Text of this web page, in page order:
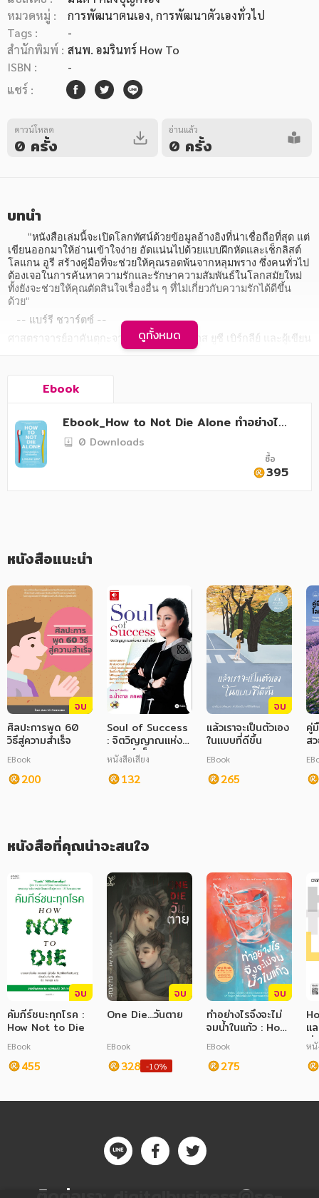
หมวดหมู่หนังสือ
หมวดหมู่ยอดนิยม
หนังสือออกใหม่ หนังสือยอดนิยม หนังสือเช่า
อีบุ๊กอ่านฟรี
หมวดหมู่หนังสือ
อาหาร สุขภาพ การแพทย์
ศิลปะ บันเทิง กีฬา ท่องเที่ยว
สังคม วัฒนธรรม การปกครอง ศาสนาและปรัชญา
ศาสนา และปรัชญา
การเงิน การลงทุน บริหาร
ครอบครัว
วรรณกรรม
เทคโนโลยี การสื่อสาร วิทยาศาสตร์
ภาษาศาสตร์
หนังสือเด็ก
การพัฒนาตนเอง
ความรู้ทั่วไป
การ์ตูนความรู้ การ์ตูน
การ์ตูนมังงะ (Manga)
หมวดหมู่ :
การพัฒนาตนเอง, การพัฒนาตัวเองทั่วไป
Tags :
-
สำนักพิมพ์ : สนพ. อมรินทร์ How To
ISBN :
-
แชร์ :
ดาวน์โหลด
0 ครั้ง
อ่านแล้ว
0 ครั้ง
บทนำ
เขียนออกมาให้อ่านเข้าใจง่าย อัดแน่นไปด้วยแบบฝึกหัดและเช็กลิสต์
โลแกน อูรี สร้างคู่มือที่จะช่วยให้คุณรอดพ้นจากหลุมพราง ซึ่งคนทั่วไป
ต้องเจอในการค้นหาความรักและรักษาความสัมพันธ์ในโลกสมัยใหม่
ทั้งยังจะช่วยให้คุณตัดสินใจเรื่องอื่น ๆ ที่ไม่เกี่ยวกับความรักได้ดีขึ้น
ด้วย"
   -- แบร์รี ชวาร์ตซ์ --
ศาสตราจารย์อาคันตุกะจากวิทยาลัยธุรกิจฮาส ยูซี เบิร์กลีย์ และผู้เขียน
เรื่องต่าง ๆ มากมายตลอดทาง ตั้งแต่คุณอยากเริ่มเดตตอนไหน คุณ
อยากเดตกับใคร จะจบความสัมพันธ์กับคนที่ไม่ใช่อย่างไร ควรลงหลัก
ปักฐานกับคนที่ใช่เมื่อใด และทุกเรื่องที่อยู่ระหว่างนั้น
คุณเข้าใจและเอาชนะพลังมืดที่คอยขัดขวางไม่ให้คุณพบความรักที่
ยั่งยืน
- Logan Ury ผู้เชี่ยวชาญด้านการเดตสมัยใหม่และผู้อำนวยการ ด้าน
ศาสตร์ความสัมพันธ์จากแอปหาคู่ชื่อดังของอเมริกา
ดูทั้งหมด
Ebook
Ebook_How to Not Die Alone ทำอย่างไร
ไม่ให้ตายอย่างโดดเดี่ยว
0 Downloads
ซื้อ
395
หนังสือแนะนำ
จบ
ศิลปะการพูด 60
วิธีสู่ความสำเร็จ
EBook
200
Soul of Success
: จิตวิญญาณแห่ง
ความสำเร็จ
หนังสือเสียง
132
จบ
แล้วเราจะเป็นตัวเอง
ในแบบที่ดีขึ้น
EBook
265
คู่
ส
พ
สุ
หนังสือที่คุณน่าจะสนใจ
จบ
คัมภีร์ชนะทุกโรค :
How Not to Die
EBook
455
จบ
One Die...วันตาย
EBook
328 -10%
จบ
ทำอย่างไรจึงจะไม่
จมน้ำในแก้ว : How
Not to Drown in
a Glass of
Water
EBook
275
แ
ต่
หนั